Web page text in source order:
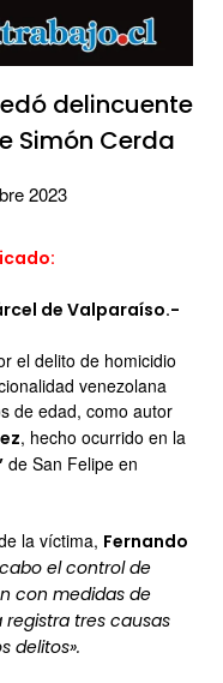
delincuente
Simón Cerda
2023
de Valparaíso.-
el delito de homicidio
venezolana
de edad, como autor
, hecho ocurrido en la
de San Felipe en
la víctima, Fernando
el control de
con medidas de
tres causas
delitos».